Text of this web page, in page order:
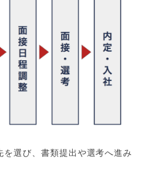
選び、書類提出や選考へ進み